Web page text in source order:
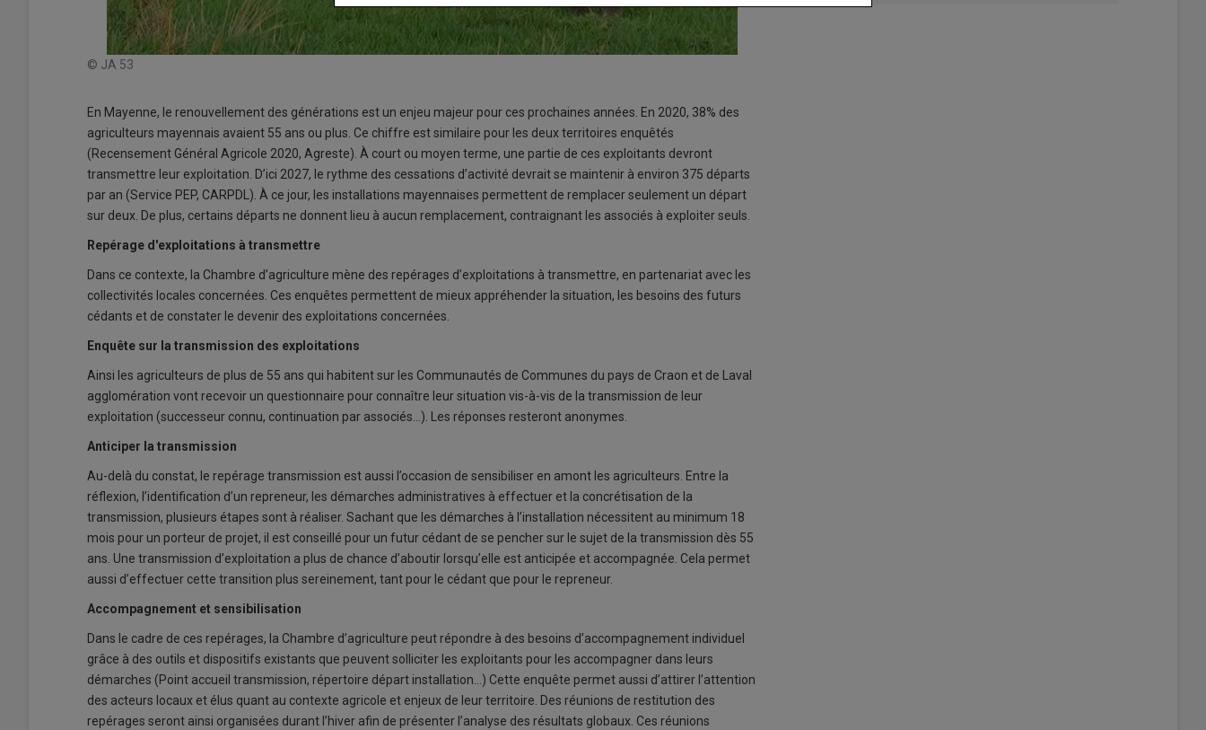
© JA 53
En Mayenne, le renouvellement des générations est un enjeu majeur pour ces prochaines années. En 2020, 38% des
agriculteurs mayennais avaient 55 ans ou plus. Ce chiffre est similaire pour les deux territoires enquêtés
(Recensement Général Agricole 2020, Agreste). À court ou moyen terme, une partie de ces exploitants devront
transmettre leur exploitation. D’ici 2027, le rythme des cessations d’activité devrait se maintenir à environ 375 départs
par an (Service PEP, CARPDL). À ce jour, les installations mayennaises permettent de remplacer seulement un départ
sur deux. De plus, certains départs ne donnent lieu à aucun remplacement, contraignant les associés à exploiter seuls.
Repérage d'exploitations à transmettre
Dans ce contexte, la Chambre d’agriculture mène des repérages d’exploitations à transmettre, en partenariat avec les
collectivités locales concernées. Ces enquêtes permettent de mieux appréhender la situation, les besoins des futurs
cédants et de constater le devenir des exploitations concernées.
Enquête sur la transmission des exploitations
Ainsi les agriculteurs de plus de 55 ans qui habitent sur les Communautés de Communes du pays de Craon et de Laval
agglomération vont recevoir un questionnaire pour connaître leur situation vis-à-vis de la transmission de leur
exploitation (successeur connu, continuation par associés…). Les réponses resteront anonymes.
Anticiper la transmission
Au-delà du constat, le repérage transmission est aussi l’occasion de sensibiliser en amont les agriculteurs. Entre la
réflexion, l’identification d’un repreneur, les démarches administratives à effectuer et la concrétisation de la
transmission, plusieurs étapes sont à réaliser. Sachant que les démarches à l’installation nécessitent au minimum 18
mois pour un porteur de projet, il est conseillé pour un futur cédant de se pencher sur le sujet de la transmission dès 55
ans. Une transmission d’exploitation a plus de chance d’aboutir lorsqu’elle est anticipée et accompagnée. Cela permet
aussi d’effectuer cette transition plus sereinement, tant pour le cédant que pour le repreneur.
Accompagnement et sensibilisation
Dans le cadre de ces repérages, la Chambre d’agriculture peut répondre à des besoins d’accompagnement individuel
grâce à des outils et dispositifs existants que peuvent solliciter les exploitants pour les accompagner dans leurs
démarches (Point accueil transmission, répertoire départ installation…) Cette enquête permet aussi d’attirer l’attention
des acteurs locaux et élus quant au contexte agricole et enjeux de leur territoire. Des réunions de restitution des
repérages seront ainsi organisées durant l’hiver afin de présenter l’analyse des résultats globaux. Ces réunions